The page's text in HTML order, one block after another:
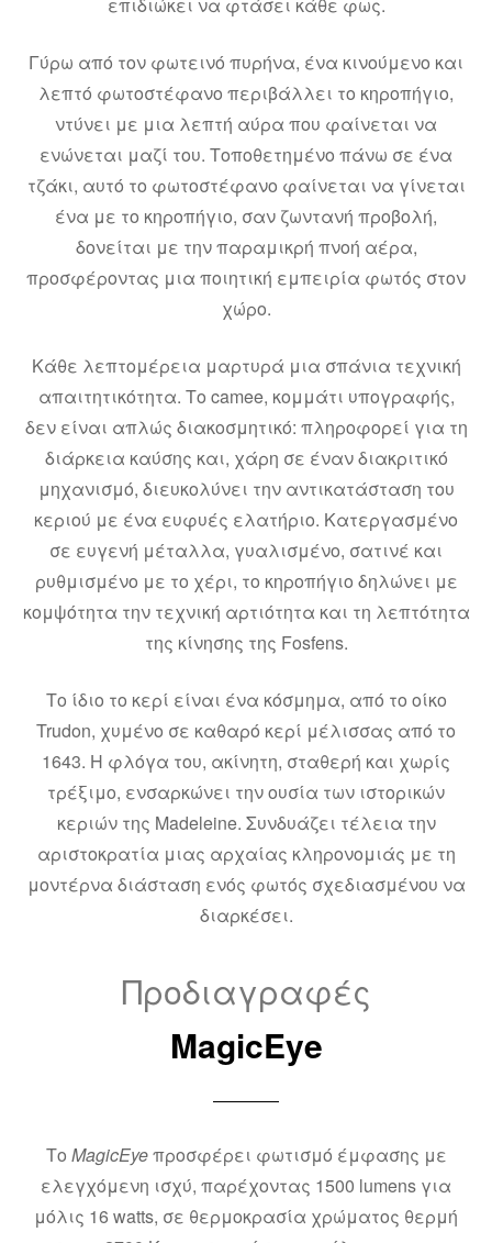
Γύρω από τον φωτεινό πυρήνα, ένα κινούμενο και
λεπτό φωτοστέφανο περιβάλλει το κηροπήγιο,
ντύνει με μια λεπτή αύρα που φαίνεται να
ενώνεται μαζί του. Τοποθετημένο πάνω σε ένα
τζάκι, αυτό το φωτοστέφανο φαίνεται να γίνεται
ένα με το κηροπήγιο, σαν ζωντανή προβολή,
δονείται με την παραμικρή πνοή αέρα,
προσφέροντας μια ποιητική εμπειρία φωτός στον
χώρο.
Κάθε λεπτομέρεια μαρτυρά μια σπάνια τεχνική
απαιτητικότητα. Το camee, κομμάτι υπογραφής,
δεν είναι απλώς διακοσμητικό: πληροφορεί για τη
διάρκεια καύσης και, χάρη σε έναν διακριτικό
μηχανισμό, διευκολύνει την αντικατάσταση του
κεριού με ένα ευφυές ελατήριο. Κατεργασμένο
σε ευγενή μέταλλα, γυαλισμένο, σατινέ και
ρυθμισμένο με το χέρι, το κηροπήγιο δηλώνει με
κομψότητα την τεχνική αρτιότητα και τη λεπτότητα
της κίνησης της Fosfens.
Το ίδιο το κερί είναι ένα κόσμημα, από το οίκο
Trudon, χυμένο σε καθαρό κερί μέλισσας από το
1643. Η φλόγα του, ακίνητη, σταθερή και χωρίς
τρέξιμο, ενσαρκώνει την ουσία των ιστορικών
κεριών της Madeleine. Συνδυάζει τέλεια την
αριστοκρατία μιας αρχαίας κληρονομιάς με τη
μοντέρνα διάσταση ενός φωτός σχεδιασμένου να
διαρκέσει.
Προδιαγραφές
MagicEye
Το MagicEyeπροσφέρει φωτισμό έμφασης με
ελεγχόμενη ισχύ, παρέχοντας 1500 lumens για
μόλις 16 watts, σε θερμοκρασία χρώματος θερμή